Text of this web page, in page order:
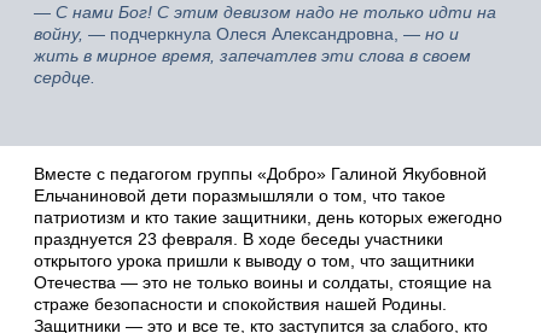
— С нами Бог! С этим девизом надо не только идти на
войну, — подчеркнула Олеся Александровна, — но и
жить в мирное время, запечатлев эти слова в своем
сердце.
Вместе с педагогом группы «Добро» Галиной Якубовной
Ельчаниновой дети поразмышляли о том, что такое
патриотизм и кто такие защитники, день которых ежегодно
празднуется 23 февраля. В ходе беседы участники
открытого урока пришли к выводу о том, что защитники
Отечества — это не только воины и солдаты, стоящие на
страже безопасности и спокойствия нашей Родины.
Защитники — это и все те, кто заступится за слабого, кто